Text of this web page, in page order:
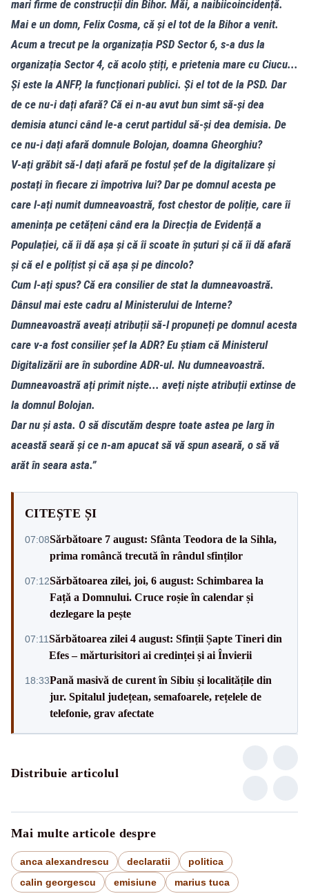
mari firme de construcții din Bihor. Măi, a naibiicoincidență.
Mai e un domn, Felix Cosma, că și el tot de la Bihor a venit.
Acum a trecut pe la organizația PSD Sector 6, s-a dus la
organizația Sector 4, că acolo știți, e prietenia mare cu Ciucu...
Și este la ANFP, la funcționari publici. Și el tot de la PSD. Dar
de ce nu-i dați afară? Că ei n-au avut bun simt să-și dea
demisia atunci când le-a cerut partidul să-și dea demisia. De
ce nu-i dați afară domnule Bolojan, doamna Gheorghiu?
V-ați grăbit să-l dați afară pe fostul șef de la digitalizare și
postați în fiecare zi împotriva lui? Dar pe domnul acesta pe
care l-ați numit dumneavoastră, fost chestor de poliție, care îi
amenința pe cetățeni când era la Direcția de Evidență a
Populației, că îi dă așa și că îi scoate în șuturi și că îi dă afară
și că el e polițist și că așa și pe dincolo?
Cum l-ați spus? Că era consilier de stat la dumneavoastră.
Dânsul mai este cadru al Ministerului de Interne?
Dumneavoastră aveați atribuții să-l propuneți pe domnul acesta
care v-a fost consilier șef la ADR? Eu știam că Ministerul
Digitalizării are în subordine ADR-ul. Nu dumneavoastră.
Dumneavoastră ați primit niște... aveți niște atribuții extinse de
la domnul Bolojan.
Dar nu și asta. O să discutăm despre toate astea pe larg în
această seară și ce n-am apucat să vă spun aseară, o să vă
arăt în seara asta.”
CITEȘTE ȘI
07:08Sărbătoare 7 august: Sfânta Teodora de la Sihla,
prima româncă trecută în rândul sfinților
07:12Sărbătoarea zilei, joi, 6 august: Schimbarea la
Față a Domnului. Cruce roșie în calendar și
dezlegare la pește
07:11Sărbătoarea zilei 4 august: Sfinții Șapte Tineri din
Efes – mărturisitori ai credinței și ai Învierii
18:33Pană masivă de curent în Sibiu și localitățile din
jur. Spitalul județean, semafoarele, rețelele de
telefonie, grav afectate
Distribuie articolul
Mai multe articole despre
anca alexandrescu declaratii
politica
calin georgescu
emisiune marius tuca